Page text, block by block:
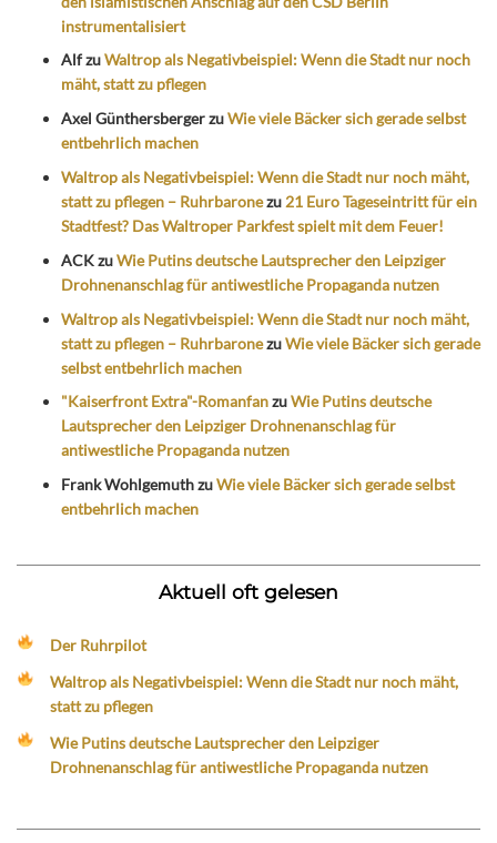
instrumentalisiert
AlfzuWaltrop als Negativbeispiel: Wenn die Stadt nur noch
mäht, statt zu pflegen
Axel GünthersbergerzuWie viele Bäcker sich gerade selbst
entbehrlich machen
Waltrop als Negativbeispiel: Wenn die Stadt nur noch mäht,
statt zu pflegen – Ruhrbaronezu 21 Euro Tageseintritt für ein
Stadtfest? Das Waltroper Parkfest spielt mit dem Feuer!
ACKzuWie Putins deutsche Lautsprecher den Leipziger
Drohnenanschlag für antiwestliche Propaganda nutzen
Waltrop als Negativbeispiel: Wenn die Stadt nur noch mäht,
statt zu pflegen – RuhrbaronezuWie viele Bäcker sich gerade
selbst entbehrlich machen
"Kaiserfront Extra"-RomanfanzuWie Putins deutsche
Lautsprecher den Leipziger Drohnenanschlag für
antiwestliche Propaganda nutzen
Frank WohlgemuthzuWie viele Bäcker sich gerade selbst
entbehrlich machen
Aktuell oft gelesen
Der Ruhrpilot
Waltrop als Negativbeispiel: Wenn die Stadt nur noch mäht,
statt zu pflegen
Wie Putins deutsche Lautsprecher den Leipziger
Drohnenanschlag für antiwestliche Propaganda nutzen